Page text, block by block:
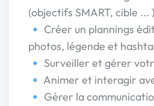
(objectifs SMART, cible ... )
🔹 Créer un plannings
photos, légende et
🔹 Surveiller et gérer
🔹 Animer et interagir
🔹 Gérer la